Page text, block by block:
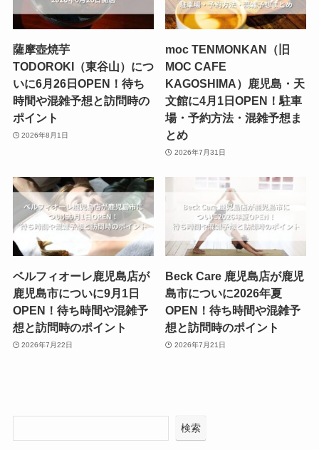
薩摩壺焼芋
TODOROKI（東谷山）につ
いに6月26日OPEN！待ち
時間や混雑予想と訪問時の
ポイント
2026年8月1日
moc TENMONKAN（旧
MOC CAFE
KAGOSHIMA）鹿児島・天
文館に4月1日OPEN！駐車
場・予約方法・混雑予想ま
とめ
2026年7月31日
ベルフィオーレ鹿児島店が
鹿児島市についに9月1日
OPEN！待ち時間や混雑予
想と訪問時のポイント
2026年7月22日
Beck Care 鹿児島店が鹿児
島市についに2026年夏
OPEN！待ち時間や混雑予
想と訪問時のポイント
2026年7月21日
検索